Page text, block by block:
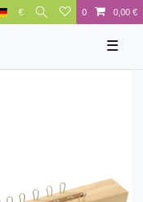
€ 0 0,00 €
☰